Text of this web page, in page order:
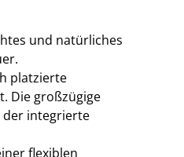
und natürliches
platzierte
Die großzügige
der integrierte
flexiblen